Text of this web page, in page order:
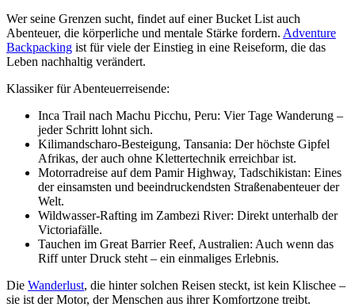
Wer seine Grenzen sucht, findet auf einer Bucket List auch
Abenteuer, die körperliche und mentale Stärke fordern. Adventure
Backpacking ist für viele der Einstieg in eine Reiseform, die das
Leben nachhaltig verändert.
Klassiker für Abenteuerreisende:
Inca Trail nach Machu Picchu, Peru: Vier Tage Wanderung –
jeder Schritt lohnt sich.
Kilimandscharo-Besteigung, Tansania: Der höchste Gipfel
Afrikas, der auch ohne Klettertechnik erreichbar ist.
Motorradreise auf dem Pamir Highway, Tadschikistan: Eines
der einsamsten und beeindruckendsten Straßenabenteuer der
Welt.
Wildwasser-Rafting im Zambezi River: Direkt unterhalb der
Victoriafälle.
Tauchen im Great Barrier Reef, Australien: Auch wenn das
Riff unter Druck steht – ein einmaliges Erlebnis.
Die Wanderlust, die hinter solchen Reisen steckt, ist kein Klischee –
sie ist der Motor, der Menschen aus ihrer Komfortzone treibt.